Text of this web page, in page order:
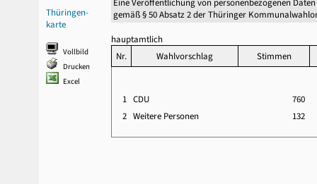
Thüringen-
karte
Vollbild
Drucken
Excel
Eine Veröffentlichung von personenbezogenen
gemäß § 50 Absatz 2 der Thüringer
hauptamtlich
Nr.
Wahlvorschlag Stimmen
1 CDU
760
2 Weitere Personen 132